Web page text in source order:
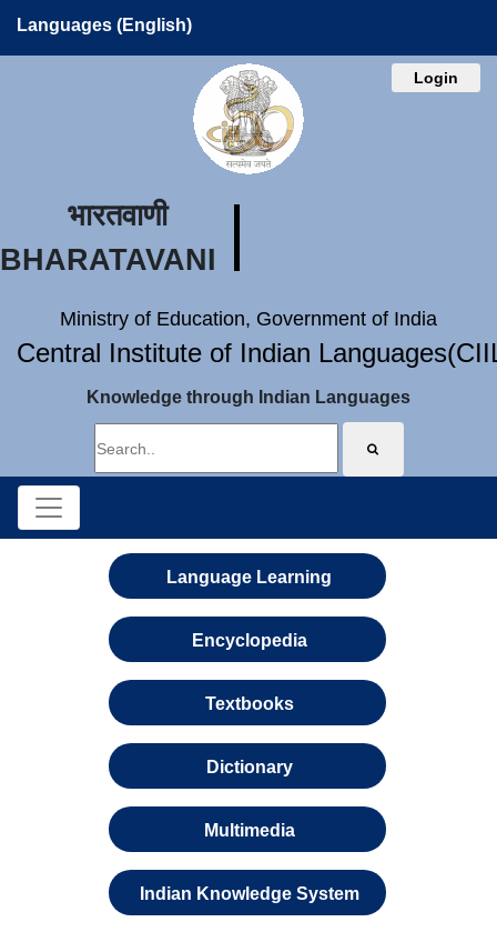
Languages (English)
Login
भारतवाणी
BHARATAVANI
Ministry of Education, Government of India
Central Institute of Indian
Knowledge through Indian Languages
Language Learning
Encyclopedia
Textbooks
Dictionary
Multimedia
Indian Knowledge System